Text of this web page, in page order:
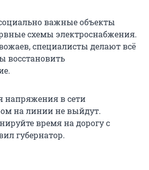
важные объекты
схемы электроснабжения.
специалисты делают всё
восстановить
напряжения в сети
на линии не выйдут.
время на дорогу с
губернатор.